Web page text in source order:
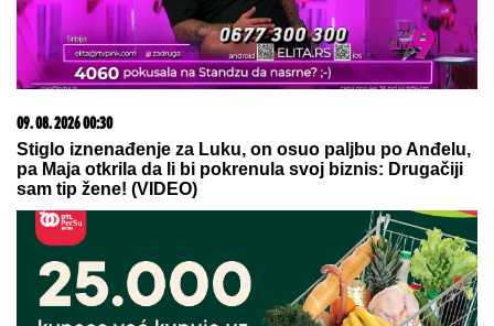
"Ocu ne mogu da oprostim, i danas osećam njegov
kaiš, a REČI MOJE MAJKE SVE GOVORE": Anica
Milenković za podkast "Životna priča" o bolnom
odrastanju
IMA PREDIVNO IMANJE NA KOSOVU
I METOHIJI Milan Vasić pokazao deo
dvorišta i raznežio: Sin Despot
prohodao na Kosmetu